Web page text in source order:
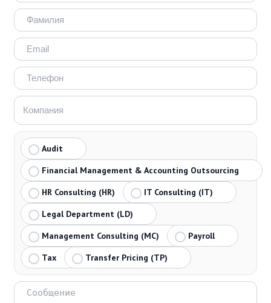
Audit
Financial Management & Accounting Outsourcing
HR Consulting (HR)
IT Consulting (IT)
Legal Department (LD)
Management Consulting (MC)
Payroll
Tax
Transfer Pricing (TP)